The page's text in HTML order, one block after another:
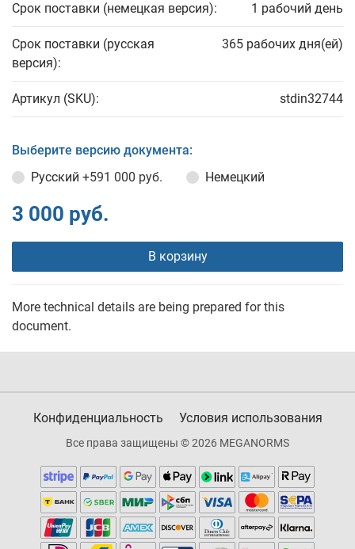
Срок поставки (немецкая версия): 1 рабочий день
Срок поставки (русская
версия):
365 рабочих дня(ей)
Артикул (SKU): stdin32744
Выберите версию документа:
Русский +591 000 руб. Немецкий
3 000 руб.
В корзину
More technical details are being prepared for this
document.
Конфиденциальность Условия использования
Все права защищены © 2026 MEGANORMS